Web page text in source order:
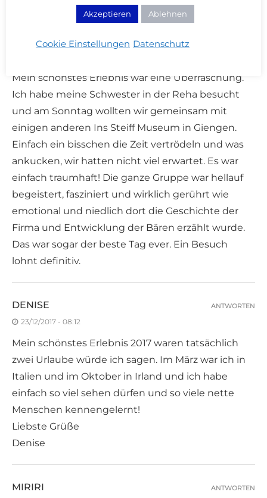
JENNI
Mein schönstes Erlebnis war eine Überraschung.
Ich habe meine Schwester in der Reha besucht
und am Sonntag wollten wir gemeinsam mit
einigen anderen Ins Steiff Museum in Giengen.
Einfach ein bisschen die Zeit vertrödeln und was
ankucken, wir hatten nicht viel erwartet. Es war
einfach traumhaft! Die ganze Gruppe war hellauf
begeistert, fasziniert und wirklich gerührt wie
emotional und niedlich dort die Geschichte der
Firma und Entwicklung der Bären erzählt wurde.
Das war sogar der beste Tag ever. Ein Besuch
lohnt definitiv.
DENISE
23/12/2017 - 08:12
Mein schönstes Erlebnis 2017 waren tatsächlich
zwei Urlaube würde ich sagen. Im März war ich in
Italien und im Oktober in Irland und ich habe
einfach so viel sehen dürfen und so viele nette
Menschen kennengelernt!
Liebste Grüße
Denise
ANTWORTEN
MIRIRI ANTWORTEN
Akzeptieren Ablehnen
Cookie Einstellungen Datenschutz